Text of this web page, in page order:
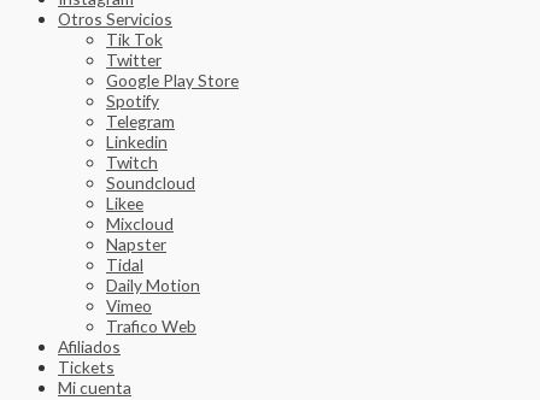
Otros Servicios
Tik Tok
Twitter
Google Play Store
Spotify
Telegram
Linkedin
Twitch
Soundcloud
Likee
Mixcloud
Napster
Tidal
Daily Motion
Vimeo
Trafico Web
Afiliados
Tickets
Mi cuenta